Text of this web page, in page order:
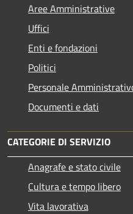
Aree Amministrative
Uffici
Enti e fondazioni
Politici
Personale
Documenti e dati
CATEGORIE DI SERVIZIO
Anagrafe e stato civile
Cultura e tempo libero
Vita lavorativa